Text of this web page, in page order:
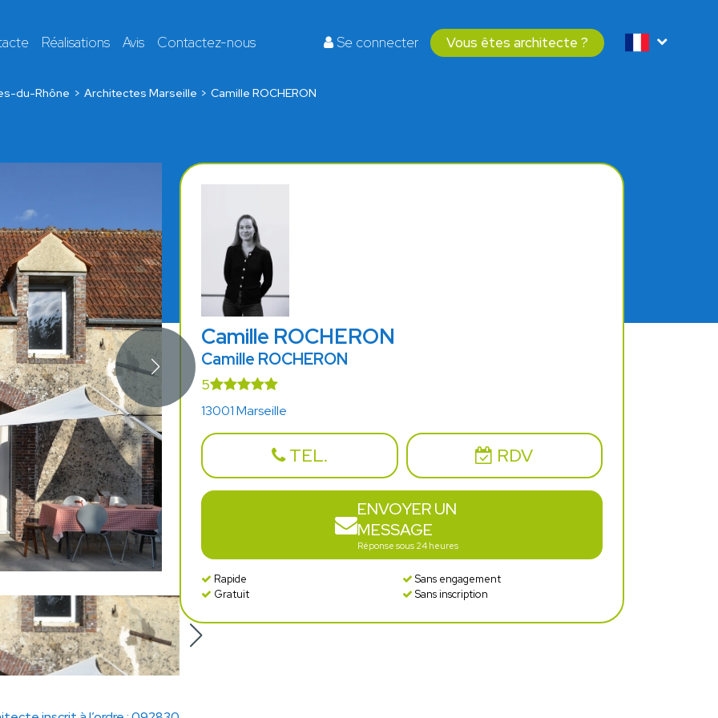
Réalisations Avis Contactez-nous Se connecter Vous êtes architecte ?
du-Rhône Architectes Marseille Camille ROCHERON
Camille ROCHERON
Camille ROCHERON
5
13001 Marseille
TEL. RDV
ENVOYER UN
MESSAGE
Réponse sous 24 heures
Rapide
Sans engagement
Gratuit
Sans inscription